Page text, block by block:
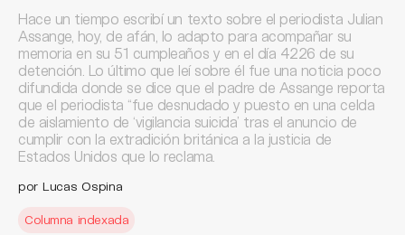
Hace un tiempo escribí un texto sobre el periodista Julian
Assange, hoy, de afán, lo adapto para acompañar su
memoria en su 51 cumpleaños y en el día 4226 de su
detención. Lo último que leí sobre él fue una noticia poco
difundida donde se dice que el padre de Assange reporta
que el periodista “fue desnudado y puesto en una celda
de aislamiento de ‘vigilancia suicida’ tras el anuncio de
cumplir con la extradición británica a la justicia de
Estados Unidos que lo reclama.
por Lucas Ospina
Columna indexada